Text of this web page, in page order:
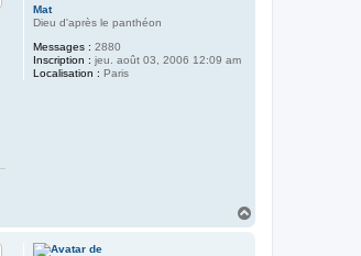
Mat
Dieu d'après le panthéon
Messages : 2880
Inscription : jeu. août 03, 2006 12:09 am
Localisation : Paris